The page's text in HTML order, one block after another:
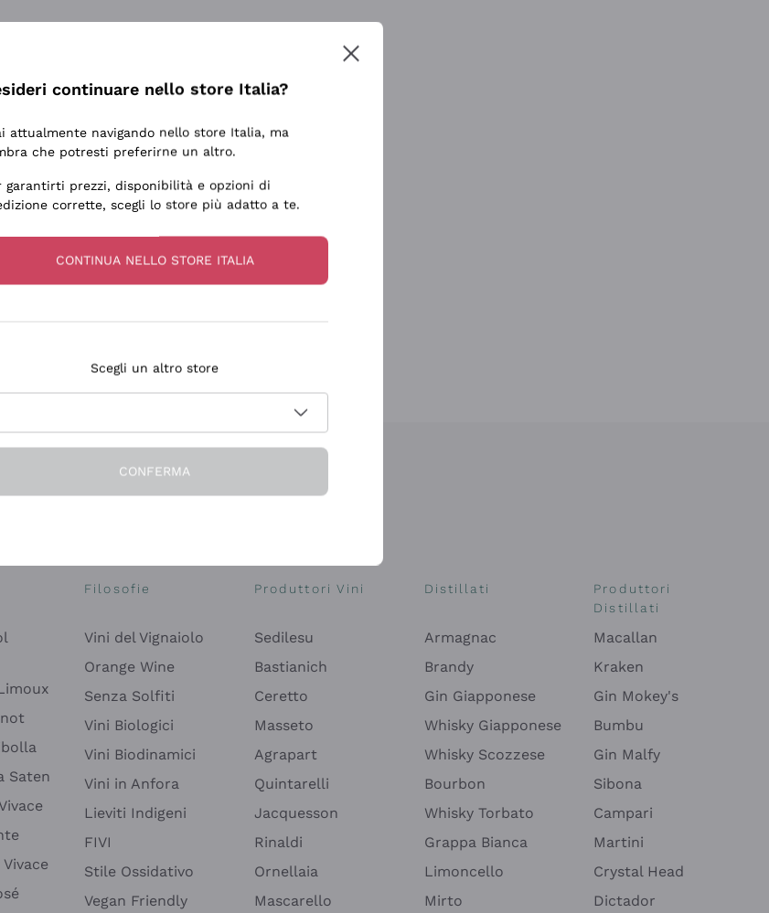
Saten
Filosofie
Vini del Vignaiolo
Orange Wine
Senza Solfiti
Vini Biologici
Vini Biodinamici
Vini in Anfora
Lieviti Indigeni
FIVI
Stile Ossidativo
Vegan Friendly
Produttori Vini
Sedilesu
Bastianich
Ceretto
Masseto
Agrapart
Quintarelli
Jacquesson
Rinaldi
Ornellaia
Mascarello
Distillati
Armagnac
Brandy
Gin Giapponese
Whisky Giapponese
Whisky Scozzese
Bourbon
Whisky Torbato
Grappa Bianca
Limoncello
Mirto
Produttori
Distillati
Macallan
Kraken
Gin Mokey's
Bumbu
Gin Malfy
Sibona
Campari
Martini
Crystal Head
Dictador
continuare nello store Italia?
attualmente navigando nello store Italia, ma
che potresti preferirne un altro.
garantirti prezzi, disponibilità e opzioni di
corrette, scegli lo store più adatto a te.
CONTINUA NELLO STORE ITALIA
Scegli un altro store
CONFERMA